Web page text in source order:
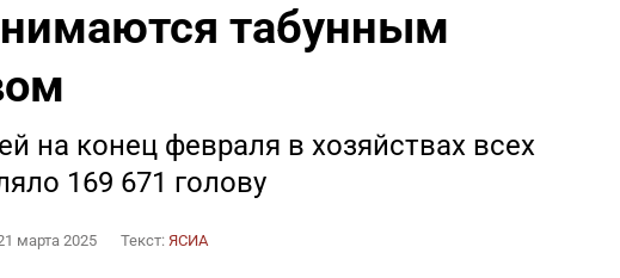
табунным
на конец февраля в хозяйствах всех
169 671 голову
марта 2025 Текст: ЯСИА